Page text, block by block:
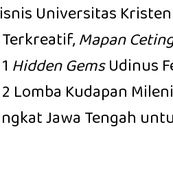
Universitas Kristen
Mapan
Hidden GemsUdinus
Lomba Kudapan
Jawa Tengah